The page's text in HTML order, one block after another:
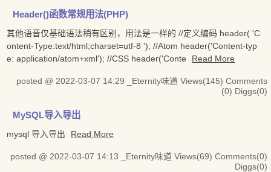
Header()函数常规用法(PHP)
其他语音仅基础语法稍有区别，用法是一样的 //定义编码 header( 'C
ontent-Type:text/html;charset=utf-8 '); //Atom header('Content-typ
e: application/atom+xml'); //CSS header('Conte
Read More
posted @ 2022-03-07 14:29 _Eternity味道 Views(145) Comments
(0) Diggs(0)
MySQL导入导出
mysql 导入导出 Read More
posted @ 2022-03-07 14:13 _Eternity味道 Views(69) Comments(0)
Diggs(0)